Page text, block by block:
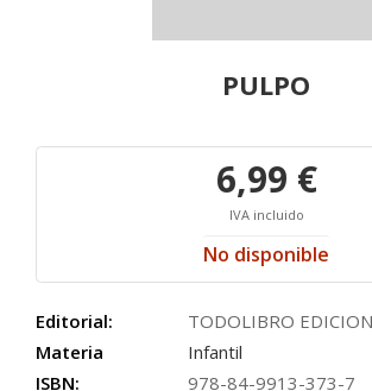
PULPO
6,99 €
IVA incluido
No disponible
Editorial:
TODOLIBRO
Materia
Infantil
ISBN:
978-84-9913-373-7